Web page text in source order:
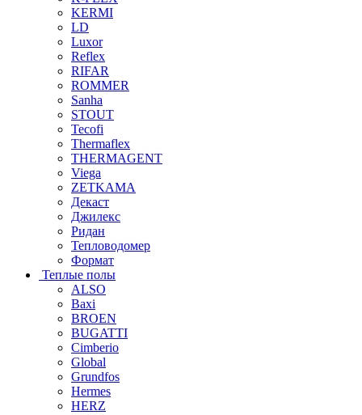
KERMI
LD
Luxor
Reflex
RIFAR
ROMMER
Sanha
STOUT
Tecofi
Thermaflex
THERMAGENT
Viega
ZETKAMA
Декаст
Джилекс
Ридан
Тепловодомер
Формат
Теплые полы
ALSO
Baxi
BROEN
BUGATTI
Cimberio
Global
Grundfos
Hermes
HERZ